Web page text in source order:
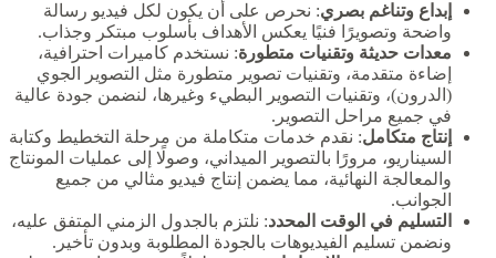
إبداع وتناغم بصري: نحرص على أن يكون لكل فيديو رسالة
واضحة وتصويرًا فنيًا يعكس الأهداف بأسلوب مبتكر وجذاب.
معدات حديثة وتقنيات متطورة: نستخدم كاميرات احترافية،
إضاءة متقدمة، وتقنيات تصوير متطورة مثل التصوير الجوي
(الدرون)، وتقنيات التصوير البطيء وغيرها، لنضمن جودة عالية
في جميع مراحل التصوير.
إنتاج متكامل: نقدم خدمات متكاملة من مرحلة التخطيط وكتابة
السيناريو، مرورًا بالتصوير الميداني، وصولًا إلى عمليات المونتاج
والمعالجة النهائية، مما يضمن إنتاج فيديو مثالي من جميع
الجوانب.
التسليم في الوقت المحدد: نلتزم بالجدول الزمني المتفق عليه،
ونضمن تسليم الفيديوهات بالجودة المطلوبة وبدون تأخير.